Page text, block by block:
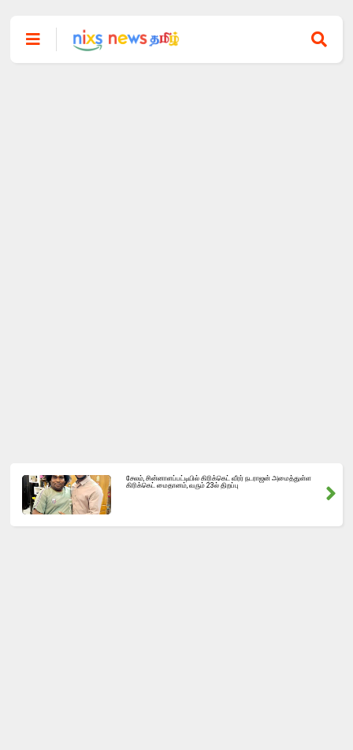
சேலம், சின்னாளப்பட்டியில் கிரிக்கெட் வீரர் நடராஜன் அமைத்துள்ள
கிரிக்கெட் மைதானம், வரும் 23ல் திறப்பு